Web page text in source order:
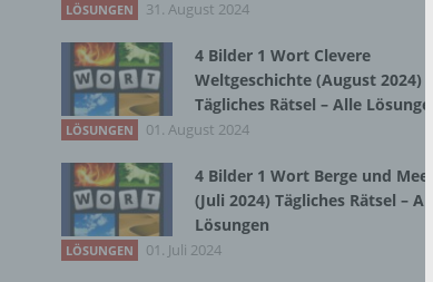
LÖSUNGEN 31. August 2024
4 Bilder 1 Wort Clevere
Weltgeschichte (August 2024)
Tägliches Rätsel – Alle Lösungen
LÖSUNGEN 01. August 2024
4 Bilder 1 Wort Berge und Meer
(Juli 2024) Tägliches Rätsel – Alle
Lösungen
LÖSUNGEN 01. Juli 2024